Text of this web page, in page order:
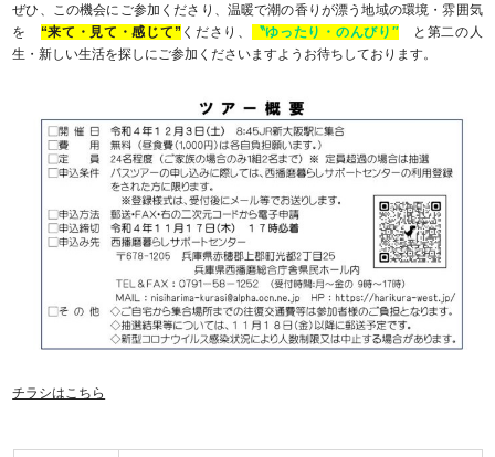
ぜひ、この機会にご参加くださり、温暖で潮の香りが漂う地域の環境・雰囲気
を “来て・見て・感じて”くださり、 〝ゆったり・のんびり″と第二の人
生・新しい生活を探しにご参加くださいますようお待ちしております。
チラシはこちら